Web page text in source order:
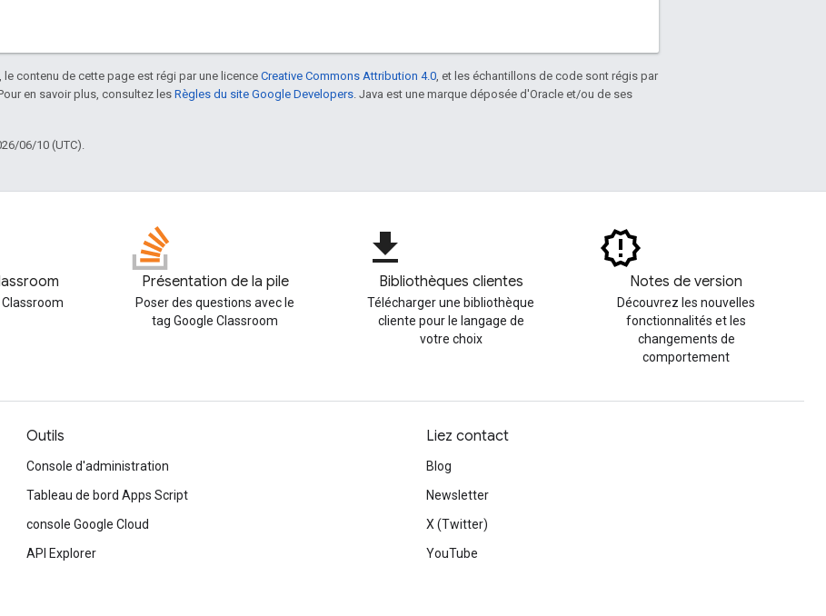
contenu de cette page est régi par une licence Creative Commons Attribution 4.0 , et les échantillons de code sont régis par
Pour en savoir plus, consultez les Règles du site Google Developers . Java est une marque déposée d'Oracle et/ou de ses
06/10 (UTC).
Classroom
Présentation de la pile
Poser des questions avec le
tag Google Classroom
file_download
Bibliothèques clientes
Télécharger une bibliothèque
cliente pour le langage de
votre choix
Notes de version
Découvrez les nouvelles
fonctionnalités et les
changements de
comportement
Outils
Console d'administration
Tableau de bord Apps Script
console Google Cloud
API Explorer
Liez contact
Blog
Newsletter
X (Twitter)
YouTube